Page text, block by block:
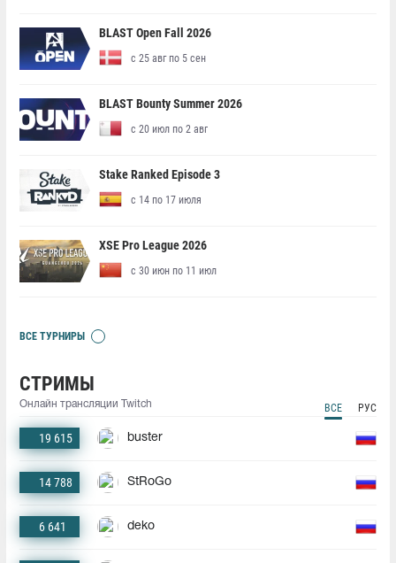
BLAST Open Fall 2026
с 25 авг по 5 сен
BLAST Bounty Summer 2026
с 20 июл по 2 авг
Stake Ranked Episode 3
с 14 по 17 июля
XSE Pro League 2026
с 30 июн по 11 июл
ВСЕ ТУРНИРЫ
СТРИМЫ
Онлайн трансляции Twitch ВСЕ РУС
19 615 buster
14 788 StRoGo
6 641 deko